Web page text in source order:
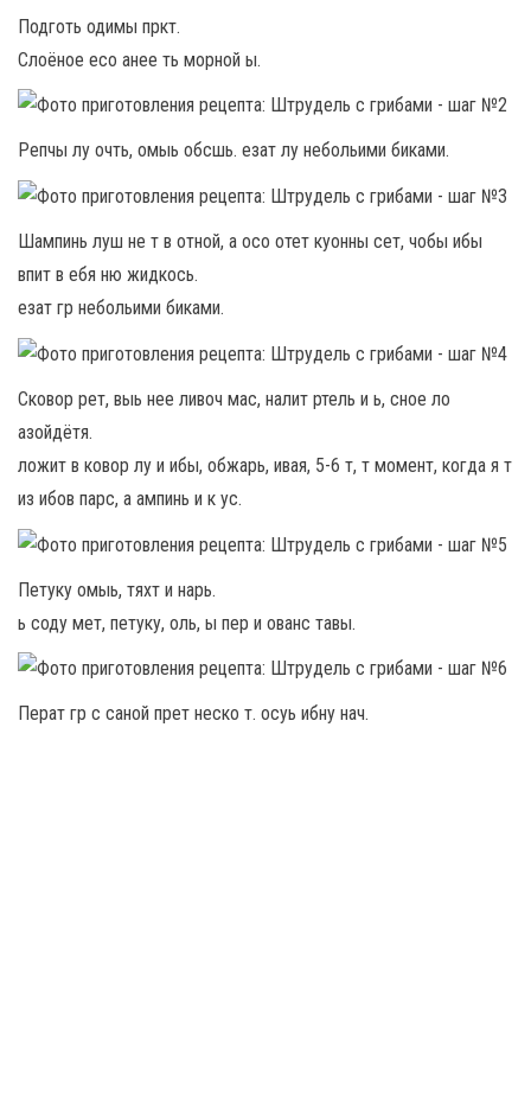
Подготь одимы пркт.
Слоёное есо анее ть морной ы.
Репчы лу очть, омыь обсшь. езат лу небольими биками.
Шампинь луш не т в отной, а осо отет куонны сет, чобы ибы
впит в ебя ню жидкось.
езат гр небольими биками.
Сковор рет, выь нее ливоч мас, налит ртель и ь, сное ло
азойдётя.
ложит в ковор лу и ибы, обжарь, ивая, 5-6 т, т момент, когда я т
из ибов парс, а ампинь и к ус.
Петуку омыь, тяхт и нарь.
ь соду мет, петуку, оль, ы пер и ованс тавы.
Перат гр с саной прет неско т. осуь ибну нач.